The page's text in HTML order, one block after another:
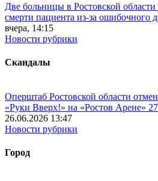
Две больницы в Ростовской области
смерти пациента из-за ошибочного
вчера, 14:15
Новости рубрики
Скандалы
Оперштаб Ростовской области
«Руки Вверх!» на «Ростов Арене»
26.06.2026 13:47
Новости рубрики
Город